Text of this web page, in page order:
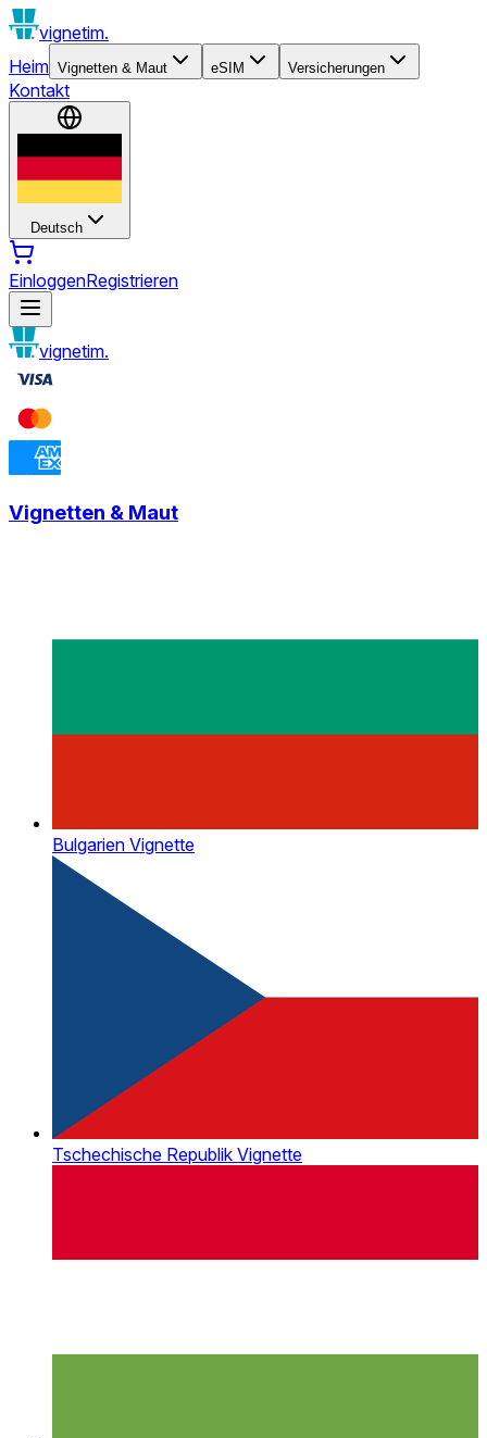
vignetim.
Heim Vignetten & Maut eSIM Versicherungen
Kontakt
Deutsch
EinloggenRegistrieren
vignetim.
Vignetten & Maut
Bulgarien Vignette
Tschechische Republik Vignette